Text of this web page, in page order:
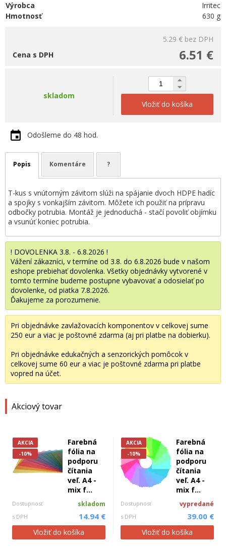
! DOVOLENKA 3.8. - 6.8.2026 !
Vážení zákazníci, v termíne od 3.8. do 6.8.2026 bude v našom
eshope prebiehať dovolenka. Všetky objednávky vytvorené v
tomto termíne budeme postupne vybavovať a odosielať po
dovolenke, od piatka 7.8.2026.
Ďakujeme za porozumenie.
Pri objednávke zavlažovacích komponentov v celkovej sume
250 eur a viac je poštovné zdarma (aj pri platbe na dobierku).
Pri objednávke edukačných a senzorických pomôcok v
celkovej sume 60 eur a viac je poštovné zdarma pri platbe
vopred na účet.
Akciový tovar
AKCIA
-10%
Farebná
fólia na
podporu
čítania
veľ. A4 -
mix f...
Dostupnosť skladom
s DPH 14.94 €
Vložiť do košíka
AKCIA
-10%
Farebná
fólia na
podporu
čítania
veľ. A4 -
mix f...
Dostupnosť vypredané
s DPH 39.00 €
Vložiť do košíka
Výrobca
Irritec
Hmotnosť
630 g
5.29 € bez DPH
6.51 €
Cena s DPH
skladom
Vložiť do košíka
Odošleme do 48 hod.
Popis Komentáre ?
T-kus s vnútorným závitom slúži na spájanie dvoch HDPE hadíc
a spojky s vonkajším závitom. Môžete ich použiť na prípravu
odbočky potrubia. Montáž je jednoduchá - stačí povoliť objímku
a vsunúť koniec potrubia.